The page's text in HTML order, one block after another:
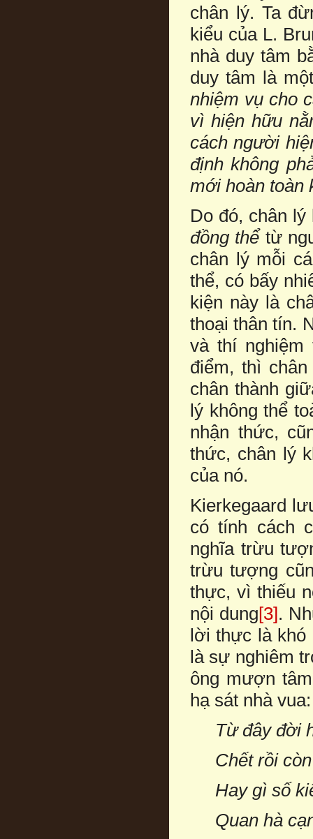
chân lý. Ta
kiểu của L.
nhà duy tâm
duy tâm là
nhiệm vụ cho
vì hiện hữu
cách người
định không
mới hoàn toàn
Do đó, chân
đồng thểtừ
chân lý mỗi
thể, có bấy
kiện này là
thoại thân tín.
và thí nghiệm
điểm, thì
chân thành
lý không thể
nhận thức,
thức, chân lý
của nó.
Kierkegaard
có tính cách
nghĩa trừu
trừu tượng
thực, vì thiếu
nội dung[3].
lời thực là khó
là sự nghiêm
ông mượn
hạ sát nhà vua:
Từ đây đời
Chết rồi
Hay gì số
Quan hà